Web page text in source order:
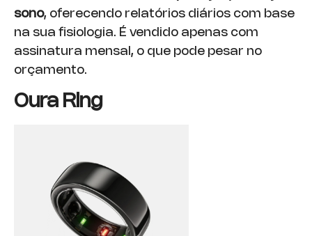
sono, oferecendo relatórios diários com base
na sua fisiologia. É vendido apenas com
assinatura mensal, o que pode pesar no
orçamento.
Oura Ring